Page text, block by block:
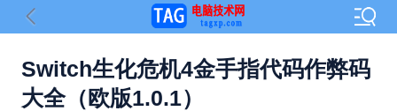
Switch生化危机4金手指代码作弊码
大全（欧版1.0.1）